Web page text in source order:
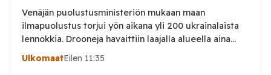
Venäjän puolustusministeriön mukaan maan
ilmapuolustus torjui yön aikana yli 200 ukrainalaista
lennokkia. Drooneja havaittiin laajalla alueella aina
Uralille asti. Venäjän puolustusministeriön virallisen
UlkomaatEilen 11:35